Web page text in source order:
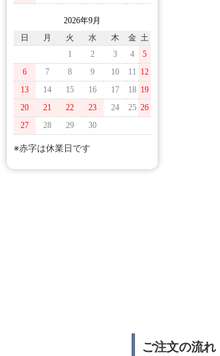
2026年9月
日
月 火 水 木 金 土
1
2 3 4
5
6
7 8 9 10 11 12
13
14 15 16 17 18 19
20
21 22 23 24 25 26
27
28 29 30
※赤字は休業日です
ご注文の流れ